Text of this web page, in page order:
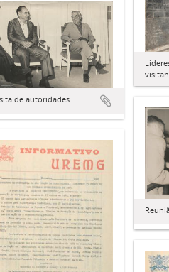
de autoridades